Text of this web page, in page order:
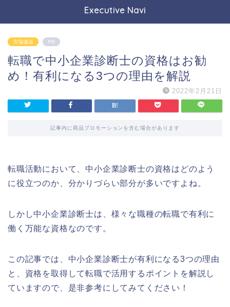
Executive Navi
市場価値 PR
転職で中小企業診断士の資格はお勧
め！有利になる3つの理由を解説
2022年2月21日
記事内に商品プロモーションを含む場合があります
転職活動において、中小企業診断士の資格はどのよう
に役立つのか、分かりづらい部分が多いですよね。
しかし中小企業診断士は、様々な職種の転職で有利に
働く万能な資格なのです。
この記事では、中小企業診断士が有利になる3つの理由
と、資格を取得して転職で活用するポイントを解説し
ていますので、是非参考にしてみてください！